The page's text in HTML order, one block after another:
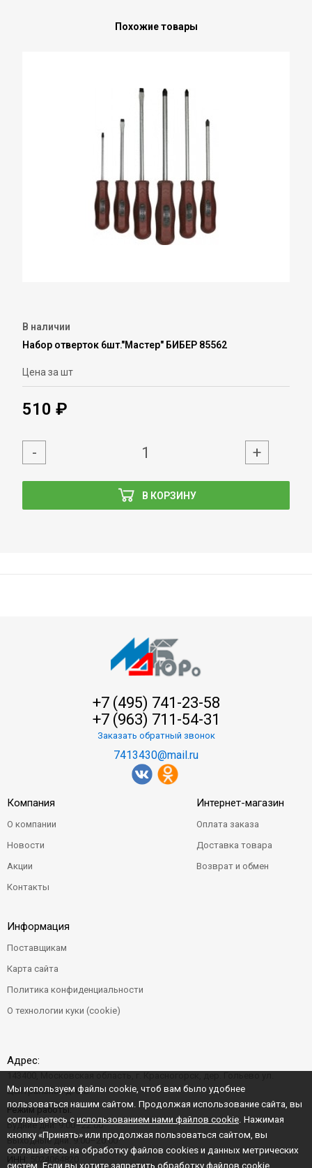
Похожие товары
В наличии
Набор отверток 6шт."Мастер" БИБЕР 85562
Цена за шт
510 ₽
В КОРЗИНУ
- +
+7 (495) 741-23-58
+7 (963) 711-54-31
Заказать обратный звонок
7413430@mail.ru
Компания
О компании
Новости
Акции
Контакты
Интернет-магазин
Оплата заказа
Доставка товара
Возврат и обмен
Информация
Поставщикам
Карта сайта
Политика конфиденциальности
О технологии куки (cookie)
Адрес:
Центральная д. 6"Б"
Режим работы:
Будние дни: 9:00–22:00
Выходные дни: 9:00–20:00
ИНН:
Мы используем файлы cookie, чтоб вам было удобнее
пользоваться нашим сайтом. Продолжая использование сайта, вы
соглашаетесь с использованием нами файлов cookie . Нажимая
кнопку «Принять» или продолжая пользоваться сайтом, вы
соглашаетесь на обработку файлов cookies и данных метрических
систем. Если вы хотите запретить обработку файлов cookie,